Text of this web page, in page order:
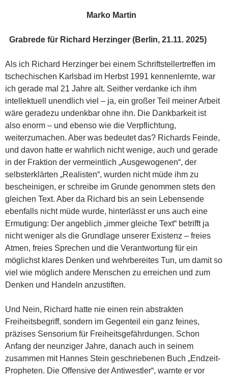
Marko Martin
Grabrede für Richard Herzinger (Berlin, 21.11. 2025)
Als ich Richard Herzinger bei einem Schriftstellertreffen im
tschechischen Karlsbad im Herbst 1991 kennenlernte, war
ich gerade mal 21 Jahre alt. Seither verdanke ich ihm
intellektuell unendlich viel – ja, ein großer Teil meiner Arbeit
wäre geradezu undenkbar ohne ihn. Die Dankbarkeit ist
also enorm – und ebenso wie die Verpflichtung,
weiterzumachen. Aber was bedeutet das? Richards Feinde,
und davon hatte er wahrlich nicht wenige, auch und gerade
in der Fraktion der vermeintlich „Ausgewogenen“, der
selbsterklärten „Realisten“, wurden nicht müde ihm zu
bescheinigen, er schreibe im Grunde genommen stets den
gleichen Text. Aber da Richard bis an sein Lebensende
ebenfalls nicht müde wurde, hinterlässt er uns auch eine
Ermutigung: Der angeblich „immer gleiche Text“ betrifft ja
nicht weniger als die Grundlage unserer Existenz – freies
Atmen, freies Sprechen und die Verantwortung für ein
möglichst klares Denken und wehrbereites Tun, um damit so
viel wie möglich andere Menschen zu erreichen und zum
Denken und Handeln anzustiften.
Und Nein, Richard hatte nie einen rein abstrakten
Freiheitsbegriff, sondern im Gegenteil ein ganz feines,
präzises Sensorium für Freiheitsgefährdungen. Schon
Anfang der neunziger Jahre, danach auch in seinem
zusammen mit Hannes Stein geschriebenen Buch „Endzeit-
Propheten. Die Offensive der Antiwestler“, warnte er vor